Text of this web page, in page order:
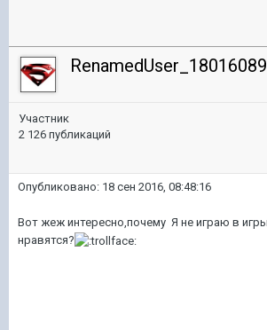
RenamedUser_18016089
Участник
2 126 публикаций
Опубликовано: 18 сен 2016, 08:48:16
Вот жеж интересно,почему Я не играю в
нравятся?